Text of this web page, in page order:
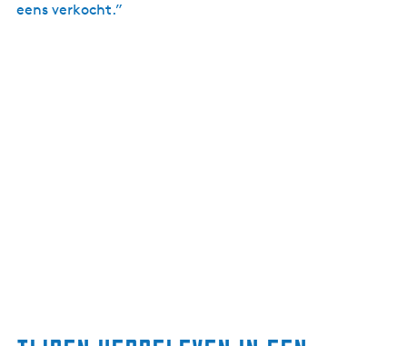
eens verkocht.”